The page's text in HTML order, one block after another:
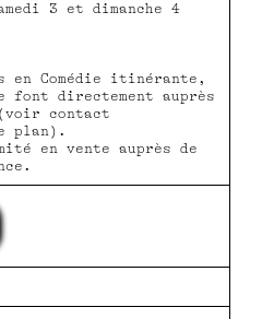
- VILLAGE DOCUMENTAIRE
DES FÊTES
GYMNASE DU LYCÉE MARIUS
FÊTES
3 et dimanche 4
en Comédie itinérante,
font directement auprès
contact
plan).
en vente auprès de